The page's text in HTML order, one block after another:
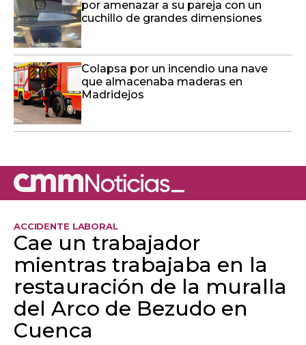
por amenazar a su pareja con un
cuchillo de grandes dimensiones
Colapsa por un incendio una nave
que almacenaba maderas en
Madridejos
ACCIDENTE LABORAL
Cae un trabajador
mientras trabajaba en la
restauración de la muralla
del Arco de Bezudo en
Cuenca